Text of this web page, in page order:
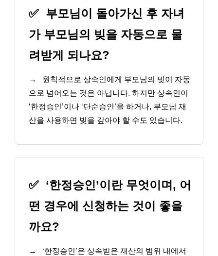
✅ 부모님이 돌아가신 후 자녀
가 부모님의 빚을 자동으로 물
려받게 되나요?
→
원칙적으로 상속인에게 부모님의 빚이 자동
으로 넘어오는 것은 아닙니다. 하지만 상속인이
‘한정승인’이나 ‘단순승인’을 하거나, 부모님 재
산을 사용하면 빚을 갚아야 할 수도 있습니다.
✅ ‘한정승인’이란 무엇이며, 어
떤 경우에 신청하는 것이 좋을
까요?
→
‘한정승인’은 상속받은 재산의 범위 내에서